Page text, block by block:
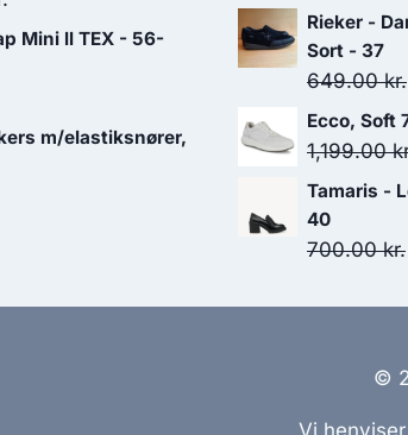
419.30 kr..
aktuelle
349.30 kr..
Mini ll TEX - 56-
m/elastiksnører,
Rieker -
Sort - 37
649.00kr.
Ecco, Soft
1,199.00
Tamaris -
40
700.00kr.
©
Vi